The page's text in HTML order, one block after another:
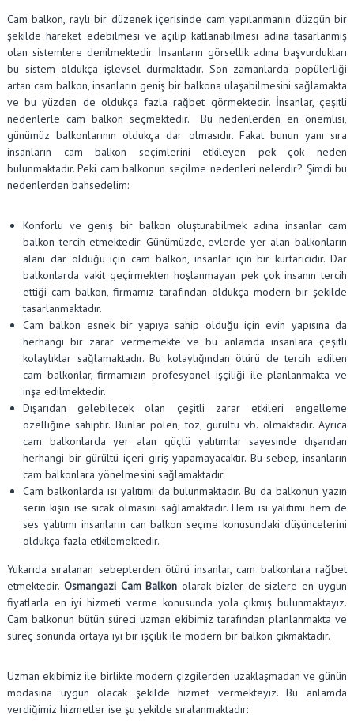
Cam balkon, raylı bir düzenek içerisinde cam yapılanmanın düzgün bir
şekilde hareket edebilmesi ve açılıp katlanabilmesi adına tasarlanmış
olan sistemlere denilmektedir. İnsanların görsellik adına başvurdukları
bu sistem oldukça işlevsel durmaktadır. Son zamanlarda popülerliği
artan cam balkon, insanların geniş bir balkona ulaşabilmesini sağlamakta
ve bu yüzden de oldukça fazla rağbet görmektedir. İnsanlar, çeşitli
nedenlerle cam balkon seçmektedir. Bu nedenlerden en önemlisi,
günümüz balkonlarının oldukça dar olmasıdır. Fakat bunun yanı sıra
insanların cam balkon seçimlerini etkileyen pek çok neden
bulunmaktadır. Peki cam balkonun seçilme nedenleri nelerdir? Şimdi bu
nedenlerden bahsedelim:
Konforlu ve geniş bir balkon oluşturabilmek adına insanlar cam
balkon tercih etmektedir. Günümüzde, evlerde yer alan balkonların
alanı dar olduğu için cam balkon, insanlar için bir kurtarıcıdır. Dar
balkonlarda vakit geçirmekten hoşlanmayan pek çok insanın tercih
ettiği cam balkon, firmamız tarafından oldukça modern bir şekilde
tasarlanmaktadır.
Cam balkon esnek bir yapıya sahip olduğu için evin yapısına da
herhangi bir zarar vermemekte ve bu anlamda insanlara çeşitli
kolaylıklar sağlamaktadır. Bu kolaylığından ötürü de tercih edilen
cam balkonlar, firmamızın profesyonel işçiliği ile planlanmakta ve
inşa edilmektedir.
Dışarıdan gelebilecek olan çeşitli zarar etkileri engelleme
özelliğine sahiptir. Bunlar polen, toz, gürültü vb. olmaktadır. Ayrıca
cam balkonlarda yer alan güçlü yalıtımlar sayesinde dışarıdan
herhangi bir gürültü içeri giriş yapamayacaktır. Bu sebep, insanların
cam balkonlara yönelmesini sağlamaktadır.
Cam balkonlarda ısı yalıtımı da bulunmaktadır. Bu da balkonun yazın
serin kışın ise sıcak olmasını sağlamaktadır. Hem ısı yalıtımı hem de
ses yalıtımı insanların can balkon seçme konusundaki düşüncelerini
oldukça fazla etkilemektedir.
Yukarıda sıralanan sebeplerden ötürü insanlar, cam balkonlara rağbet
etmektedir. Osmangazi Cam Balkonolarak bizler de sizlere en uygun
fiyatlarla en iyi hizmeti verme konusunda yola çıkmış bulunmaktayız.
Cam balkonun bütün süreci uzman ekibimiz tarafından planlanmakta ve
süreç sonunda ortaya iyi bir işçilik ile modern bir balkon çıkmaktadır.
Uzman ekibimiz ile birlikte modern çizgilerden uzaklaşmadan ve günün
modasına uygun olacak şekilde hizmet vermekteyiz. Bu anlamda
verdiğimiz hizmetler ise şu şekilde sıralanmaktadır: